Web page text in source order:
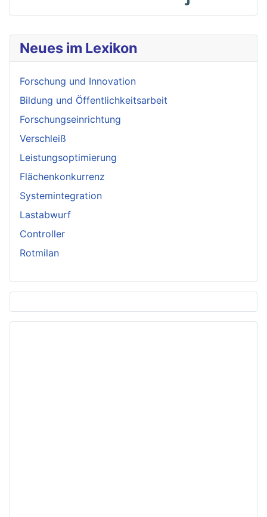
Neues im Lexikon
Forschung und Innovation
Bildung und Öffentlichkeitsarbeit
Forschungseinrichtung
Verschleiß
Leistungsoptimierung
Flächenkonkurrenz
Systemintegration
Lastabwurf
Controller
Rotmilan